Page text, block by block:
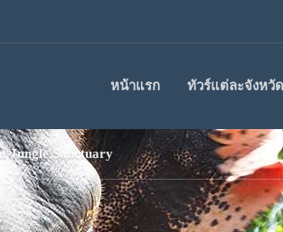
หน้าแรก ทัวร์แต่ละจังหวัด
Jungle Sanctuary